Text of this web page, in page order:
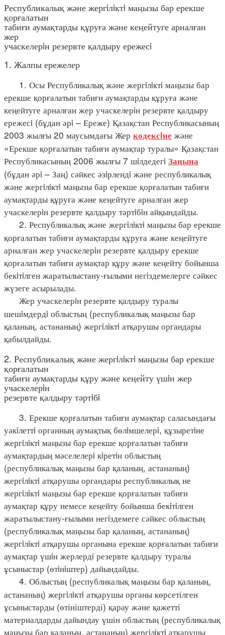
Республикалық және жергiлiктi маңызы бар ерекше
қорғалатын
табиғи аумақтарды құруға және кеңейтуге арналған
жер
учаскелерiн резервте қалдыру ережесi
1. Жалпы ережелер
1. Осы Республикалық және жергiлiктi маңызы бар
ерекше қорғалатын табиғи аумақтарды құруға және
кеңейтуге арналған жер учаскелерiн резервте қалдыру
ережесi (бұдан әрi – Ереже) Қазақстан Республикасының
2003 жылғы 20 маусымдағы Жер кодексiне және
«Ерекше қорғалатын табиғи аумақтар туралы» Қазақстан
Республикасының 2006 жылғы 7 шiлдедегi Заңына
(бұдан әрi – Заң) сәйкес әзiрлендi және республикалық
және жергiлiктi маңызы бар ерекше қорғалатын табиғи
аумақтарды құруға және кеңейтуге арналған жер
учаскелерiн резервте қалдыру тәртiбiн айқындайды.
2. Республикалық және жергiлiктi маңызы бар ерекше
қорғалатын табиғи аумақтарды құруға және кеңейтуге
арналған жер учаскелерiн резервте қалдыру ерекше
қорғалатын табиғи аумақтар құру және кеңейту бойынша
бекiтiлген жаратылыстану-ғылыми негiздемелерге сәйкес
жүзеге асырылады.
Жер учаскелерiн резервте қалдыру туралы
шешiмдердi облыстың (республикалық маңызы бар
қаланың, астананың) жергiлiктi атқарушы органдары
қабылдайды.
2. Республикалық және жергiлiктi маңызы бар ерекше
қорғалатын
табиғи аумақтарды құру және кеңейту үшiн жер
учаскелерiн
резервте қалдыру тәртiбi
3. Ерекше қорғалатын табиғи аумақтар саласындағы
уәкiлеттi органның аумақтық бөлiмшелерi, құзыретiне
жергiлiктi маңызы бар ерекше қорғалатын табиғи
аумақтардың мәселелерi кiретiн облыстың
(республикалық маңызы бар қаланың, астананың)
жергiлiктi атқарушы органдары республикалық не
жергiлiктi маңызы бар ерекше қорғалатын табиғи
аумақтар құру немесе кеңейту бойынша бекiтiлген
жаратылыстану-ғылыми негiздемеге сәйкес облыстың
(республикалық маңызы бар қаланың, астананың)
жергiлiктi атқарушы органына ерекше қорғалатын табиғи
аумақтар үшiн жерлердi резервте қалдыру туралы
ұсыныстар (өтiнiштер) дайындайды.
4. Облыстың (республикалық маңызы бар қаланың,
астананың) жергiлiктi атқарушы органы көрсетілген
ұсыныстарды (өтініштерді) қарау және қажетті
материалдарды дайындау үшін облыстың (республикалық
маңызы бар қаланың, астананың) жергiлiктi атқарушы